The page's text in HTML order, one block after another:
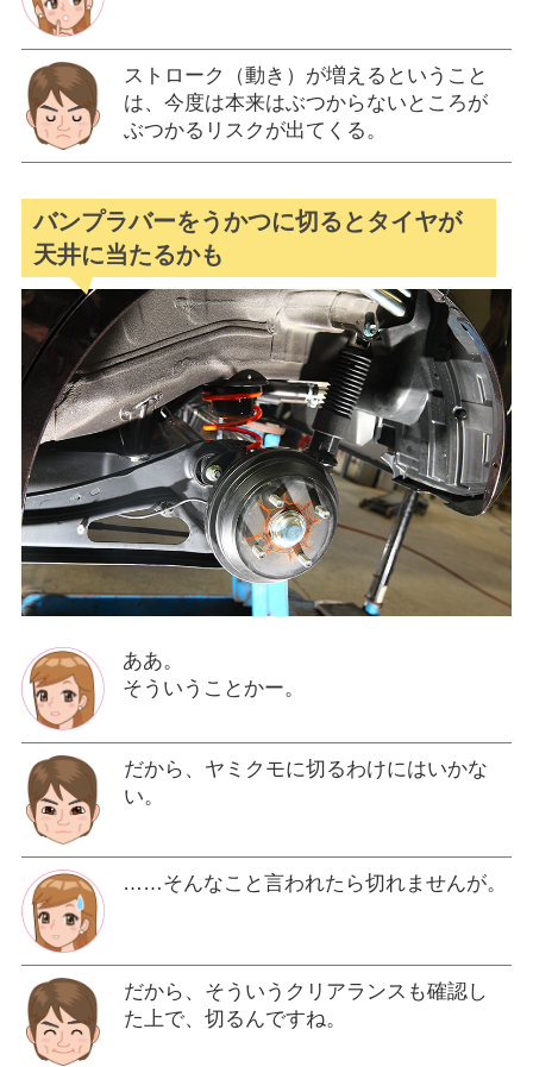
ストローク（動き）が増えるということ
は、今度は本来はぶつからないところが
ぶつかるリスクが出てくる。
バンプラバーをうかつに切るとタイヤが
天井に当たるかも
ああ。
そういうことかー。
だから、ヤミクモに切るわけにはいかな
い。
……そんなこと言われたら切れませんが。
だから、そういうクリアランスも確認し
た上で、切るんですね。